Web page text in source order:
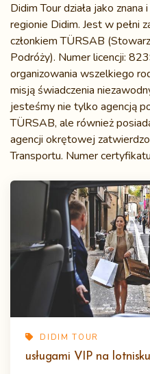
Didim Tour działa jako
regionie Didim. Jest w pełni
członkiem TÜRSAB
Podróży). Numer licencji:
organizowania wszelkiego
misją świadczenia
jesteśmy nie tylko agencją
TÜRSAB, ale również
agencji okrętowej
Transportu. Numer
DIDIM TOUR
usługami VIP na